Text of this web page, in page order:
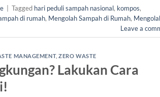
Tagged hari peduli sampah nasional, kompos,
di rumah, Mengolah Sampah di Rumah,
Leave a
MANAGEMENT,ZERO WASTE
Lakukan Cara